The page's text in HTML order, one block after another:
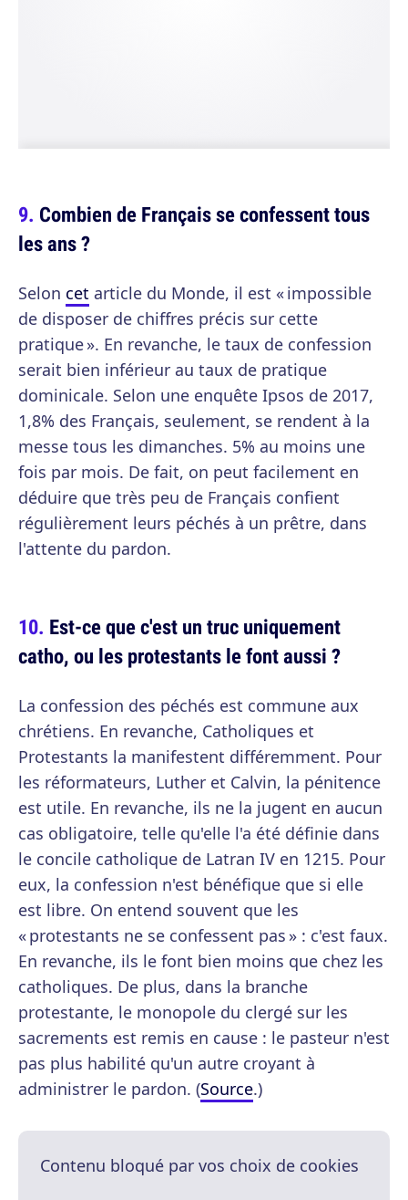
Combien de Français se confessent tous
les ans ?
Selon cet article du Monde, il est « impossible
de disposer de chiffres précis sur cette
pratique ». En revanche, le taux de confession
serait bien inférieur au taux de pratique
dominicale. Selon une enquête Ipsos de 2017,
1,8% des Français, seulement, se rendent à la
messe tous les dimanches. 5% au moins une
fois par mois. De fait, on peut facilement en
déduire que très peu de Français confient
régulièrement leurs péchés à un prêtre, dans
l'attente du pardon.
Est-ce que c'est un truc uniquement
catho, ou les protestants le font aussi ?
La confession des péchés est commune aux
chrétiens. En revanche, Catholiques et
Protestants la manifestent différemment. Pour
les réformateurs, Luther et Calvin, la pénitence
est utile. En revanche, ils ne la jugent en aucun
cas obligatoire, telle qu'elle l'a été définie dans
le concile catholique de Latran IV en 1215. Pour
eux, la confession n'est bénéfique que si elle
est libre. On entend souvent que les
« protestants ne se confessent pas » : c'est faux.
En revanche, ils le font bien moins que chez les
catholiques. De plus, dans la branche
protestante, le monopole du clergé sur les
sacrements est remis en cause : le pasteur n'est
pas plus habilité qu'un autre croyant à
administrer le pardon. (Source.)
Contenu bloqué par vos choix de cookies